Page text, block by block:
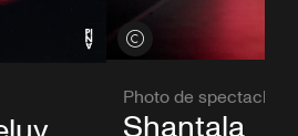
Voir les crédits
Photo de spectacle